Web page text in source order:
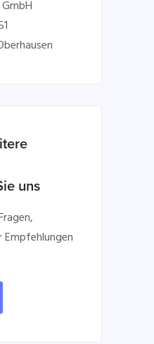
uns
Empfehlungen